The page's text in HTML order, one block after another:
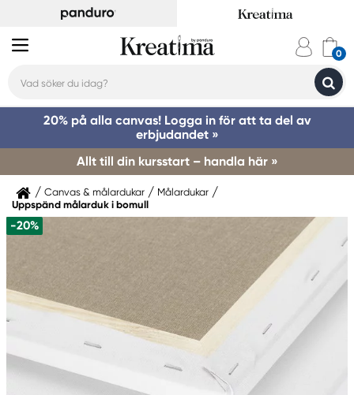
20% på alla canvas! Logga in för att ta del av
erbjudandet »
Allt till din kursstart – handla här »
Canvas & målardukar
Målardukar
Uppspänd målarduk i bomull
-20%